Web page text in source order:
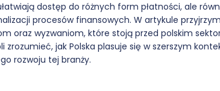
dostęp do różnych form płatności, ale
procesów finansowych. W artykule
oraz wyzwaniom, które stoją przed polskim
zrozumieć, jak Polska plasuje się w szerszym
rozwoju tej branży.